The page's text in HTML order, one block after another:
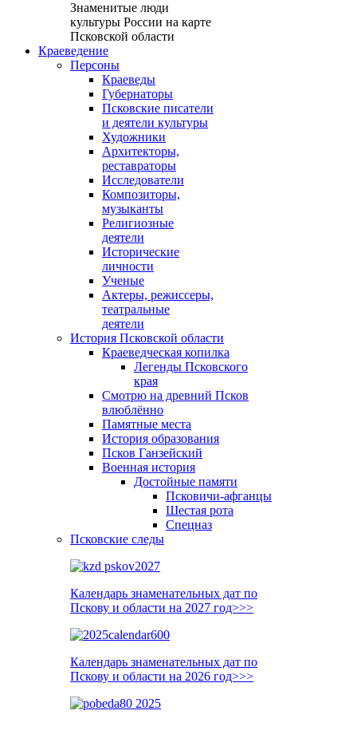
Знаменитые люди
культуры России на карте
Псковской области
Краеведение
Персоны
Краеведы
Губернаторы
Псковские писатели
и деятели культуры
Художники
Архитекторы,
реставраторы
Исследователи
Композиторы,
музыканты
Религиозные
деятели
Исторические
личности
Ученые
Актеры, режиссеры,
театральные
деятели
История Псковской области
Краеведческая копилка
Легенды Псковского
края
Смотрю на древний Псков
влюблённо
Памятные места
История образования
Псков Ганзейский
Военная история
Достойные памяти
Псковичи-афганцы
Шестая рота
Спецназ
Псковские следы
Календарь знаменательных дат по
Пскову и области на 2027 год>>>
Календарь знаменательных дат по
Пскову и области на 2026 год>>>